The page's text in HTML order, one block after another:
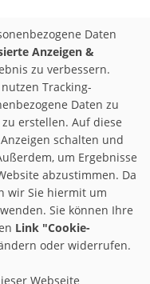
Daten
Anzeigen &
zu verbessern.
Tracking-
Daten zu
erstellen. Auf diese
schalten und
um Ergebnisse
abzustimmen. Da
wir Sie hiermit um
Sie können Ihre
Link "Cookie-
oder widerrufen.
Webseite